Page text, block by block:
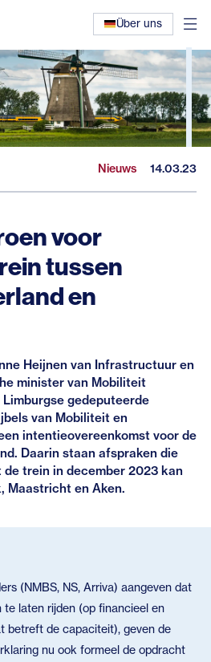
Über uns
Nieuws 14.03.23
voor
tussen
en
Heijnen van Infrastructuur en
minister van Mobiliteit
gedeputeerde
van Mobiliteit en
intentieovereenkomst voor de
Daarin staan afspraken die
trein in december 2023 kan
Maastricht en Aken.
(NMBS, NS, Arriva) aangeven dat
laten rijden (op financieel en
betreft de capaciteit), geven de
nu ook formeel de opdracht